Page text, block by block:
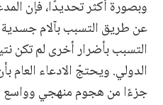
وبصورة أكثر تحديدًا، فإن
عن طريق التسبب بآلام جسدية
التسبب بأضرار أخرى لم تكن
الدولي. ويحتجّ الادعاء العام
جزءًا من هجوم منهجي وواسع